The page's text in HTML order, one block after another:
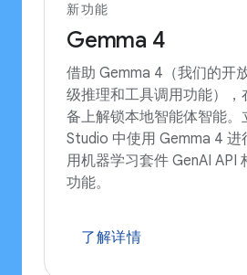
新功能
Gemma 4
借助 Gemma 4（我们的开
级推理和工具调用功能），
备上解锁本地智能体智能。
Studio 中使用 Gemma 4 进
用机器学习套件 GenAI API
功能。
了解详情